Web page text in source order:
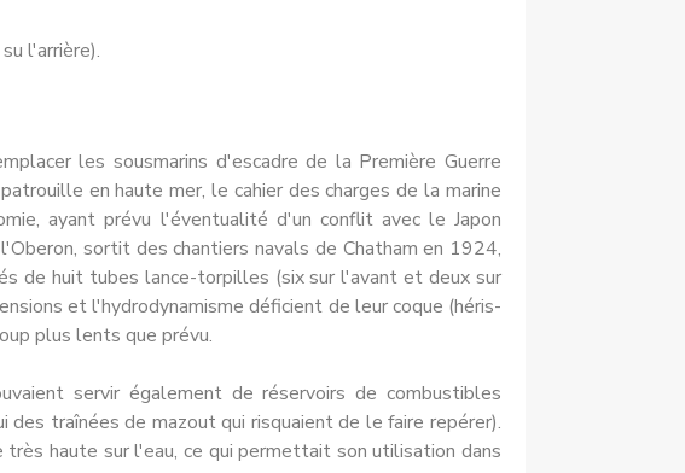
l'arrière).
les sous­marins d'escadre de la Première Guerre
en haute mer, le cahier des charges de la marine
ayant prévu l'éventualité d'un conflit avec le Japon
sortit des chantiers navals de Chatham en 1924,
de huit tubes lance-torpilles (six sur l'avant et deux sur
et l'hydrodyna­misme déficient de leur coque (héris­
plus lents que prévu.
servir éga­lement de réservoirs de combustibles
traînées de mazout qui risquaient de le faire repérer).
haute sur l'eau, ce qui permet­tait son utilisation dans